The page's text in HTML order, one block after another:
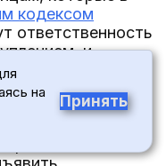
кодексом
ответственность
и
(часть
Федерации
по своему
от подачи
на
Принять